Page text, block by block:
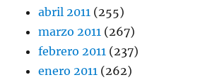
abril 2011 (255)
marzo 2011 (267)
febrero 2011 (237)
enero 2011 (262)